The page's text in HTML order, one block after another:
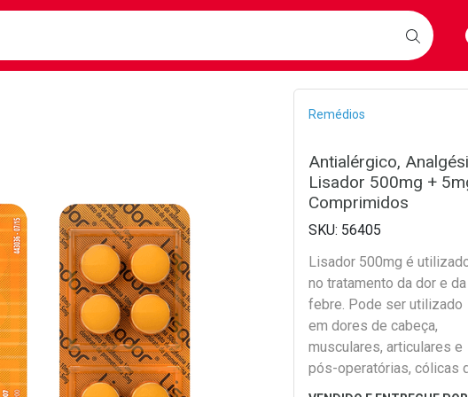
BUSCAR
Breadcrumb
Remédios
Antialérgico,
Lisador 500mg +
Comprimidos
56405
Lisador 500mg é
no tratamento da dor e da
febre. Pode ser utilizado
em dores de cabeça,
musculares, articulares e
pós-operatórias, cólicas
trato gastrintestinal, dos